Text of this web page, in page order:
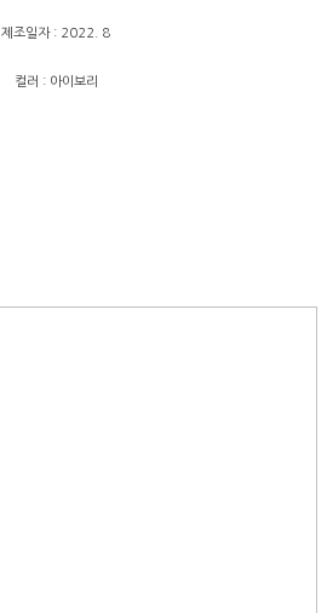
제조일자 : 2022. 8
컬러 : 아이보리